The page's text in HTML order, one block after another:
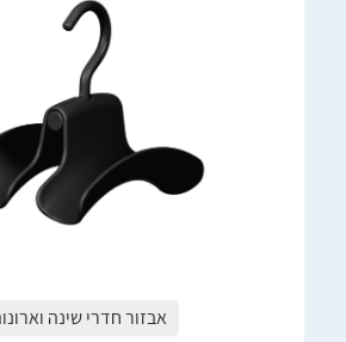
אבזור חדרי שינה וארונות